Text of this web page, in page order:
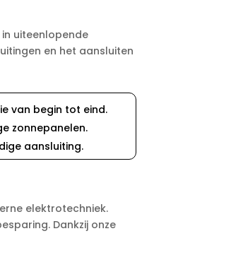
uiteenlopende
en het aansluiten
van begin tot eind.
zonnepanelen.
aansluiting.
elektrotechniek.
Dankzij onze